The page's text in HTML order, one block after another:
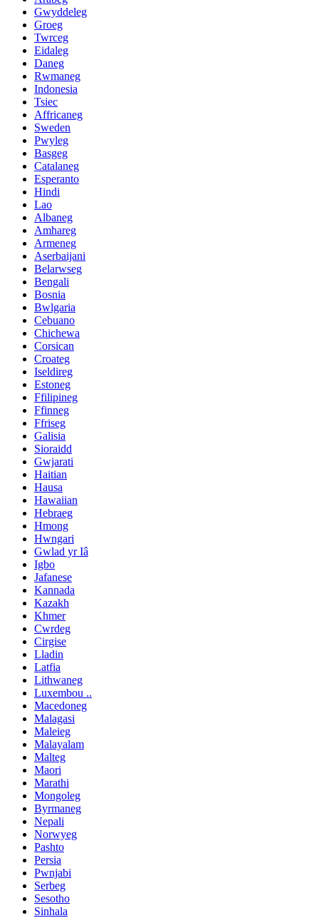
Gwyddeleg
Groeg
Twrceg
Eidaleg
Daneg
Rwmaneg
Indonesia
Tsiec
Affricaneg
Sweden
Pwyleg
Basgeg
Catalaneg
Esperanto
Hindi
Lao
Albaneg
Amhareg
Armeneg
Aserbaijani
Belarwseg
Bengali
Bosnia
Bwlgaria
Cebuano
Chichewa
Corsican
Croateg
Iseldireg
Estoneg
Ffilipineg
Ffinneg
Ffriseg
Galisia
Sioraidd
Gwjarati
Haitian
Hausa
Hawaiian
Hebraeg
Hmong
Hwngari
Gwlad yr Iâ
Igbo
Jafanese
Kannada
Kazakh
Khmer
Cwrdeg
Cirgise
Lladin
Latfia
Lithwaneg
Luxembou ..
Macedoneg
Malagasi
Maleieg
Malayalam
Malteg
Maori
Marathi
Mongoleg
Byrmaneg
Nepali
Norwyeg
Pashto
Persia
Pwnjabi
Serbeg
Sesotho
Sinhala